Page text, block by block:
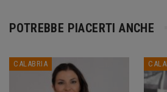
POTREBBE PIACERTI ANCHE
CALABRIA